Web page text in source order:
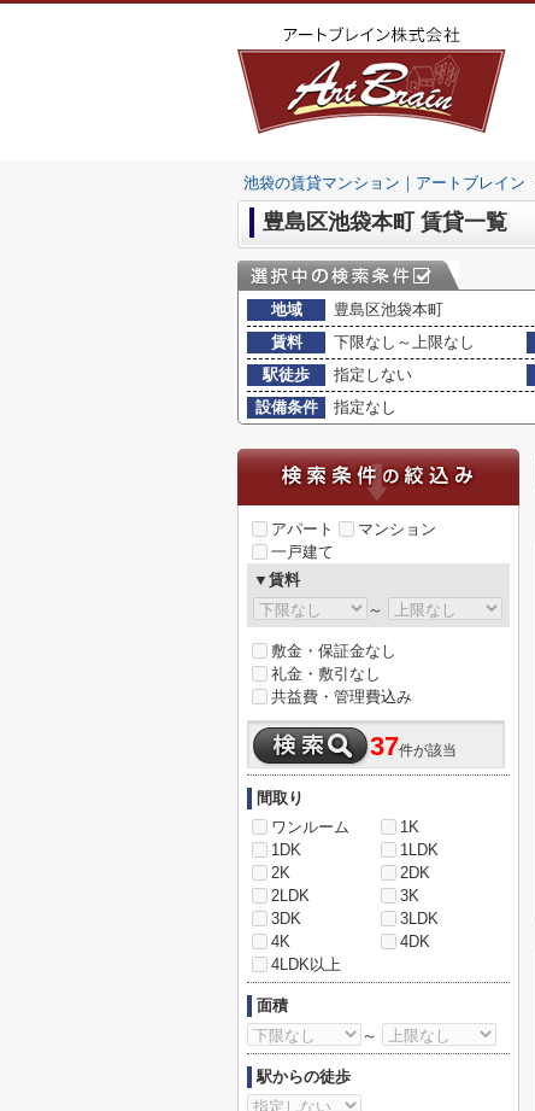
池袋の賃貸マンション｜アートブレイン
豊島区池袋本町 賃貸一覧
地域
豊島区池袋本町
賃料
下限なし～上限なし
駅徒歩
指定しない
設備条件
指定なし
アパート
マンション
一戸建て
▼賃料
～
敷金・保証金なし
礼金・敷引なし
共益費・管理費込み
37件が該当
間取り
ワンルーム
1K
1DK
1LDK
2K
2DK
2LDK
3K
3DK
3LDK
4K
4DK
4LDK以上
面積
～
駅からの徒歩